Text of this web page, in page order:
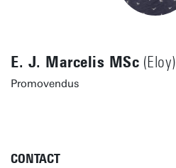
E. J. Marcelis MSc (Eloy)
Promovendus
CONTACT